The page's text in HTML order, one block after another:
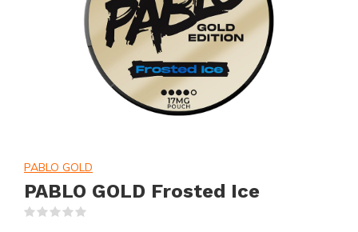
PABLO GOLD
PABLO GOLD Frosted Ice